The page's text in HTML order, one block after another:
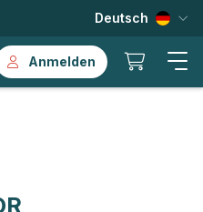
Deutsch
Anmelden